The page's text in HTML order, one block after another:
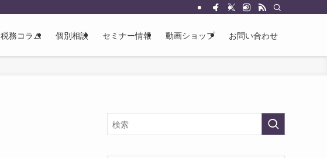
税務コラム 個別相談 セミナー情報 動画ショップ お問い合わせ